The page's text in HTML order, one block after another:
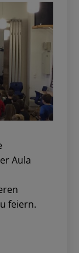
Aula
feiern.